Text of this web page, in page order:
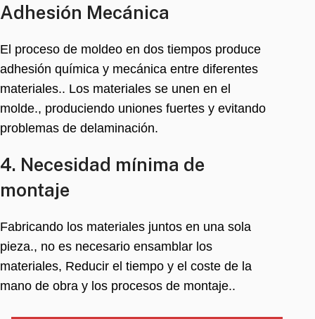
Adhesión Mecánica
El proceso de moldeo en dos tiempos produce
adhesión química y mecánica entre diferentes
materiales.. Los materiales se unen en el
molde., produciendo uniones fuertes y evitando
problemas de delaminación.
4. Necesidad mínima de
montaje
Fabricando los materiales juntos en una sola
pieza., no es necesario ensamblar los
materiales, Reducir el tiempo y el coste de la
mano de obra y los procesos de montaje..